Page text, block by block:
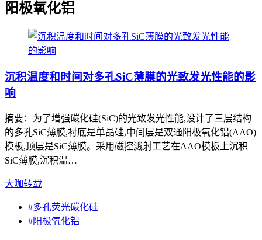
阳极氧化铝
沉积温度和时间对多孔SiC薄膜的光致发光性能的影
响
摘要：为了增强碳化硅(SiC)的光致发光性能,设计了三层结构
的多孔SiC薄膜,衬底是单晶硅,中间层是双通阳极氧化铝(AAO)
模板,顶层是SiC薄膜。采用磁控溅射工艺在AAO模板上沉积
SiC薄膜,沉积温…
大咖转载
#多孔荧光碳化硅
#阳极氧化铝